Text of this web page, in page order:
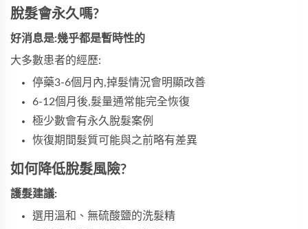
脫髮會永久嗎?
好消息是:幾乎都是暫時性的
大多數患者的經歷:
停藥3-6個月內,掉髮情況會明顯改善
6-12個月後,髮量通常能完全恢復
極少數會有永久脫髮案例
恢復期間髮質可能與之前略有差異
如何降低脫髮風險?
護髮建議:
選用溫和、無硫酸鹽的洗髮精